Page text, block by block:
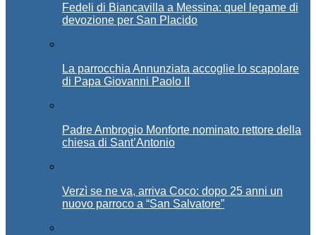
Fedeli di Biancavilla a Messina: quel legame di
devozione per San Placido
La parrocchia Annunziata accoglie lo scapolare
di Papa Giovanni Paolo II
Padre Ambrogio Monforte nominato rettore della
chiesa di Sant’Antonio
Verzì se ne va, arriva Coco: dopo 25 anni un
nuovo parroco a “San Salvatore”